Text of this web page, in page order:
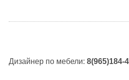
Дизайнер по мебели: 8(965)184-